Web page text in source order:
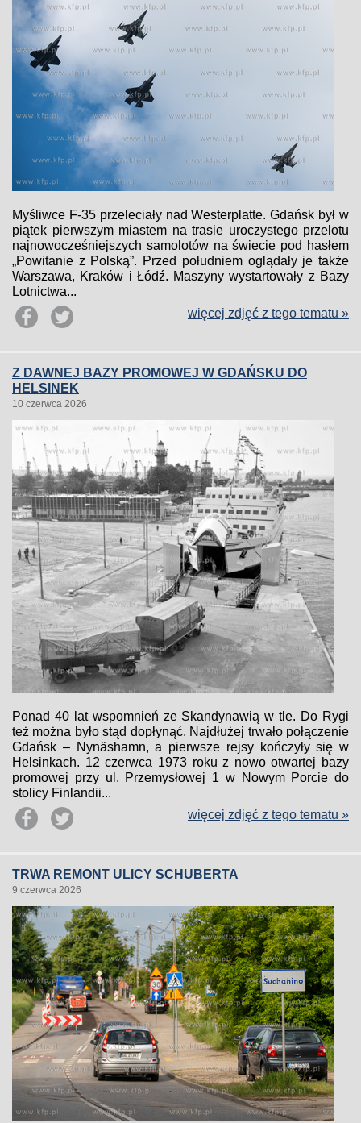
Myśliwce F-35 przeleciały nad Westerplatte. Gdańsk był w
piątek pierwszym miastem na trasie uroczystego przelotu
najnowocześniejszych samolotów na świecie pod hasłem
„Powitanie z Polską”. Przed południem oglądały je także
Warszawa, Kraków i Łódź. Maszyny wystartowały z Bazy
Lotnictwa...
więcej zdjęć z tego tematu »
Z DAWNEJ BAZY PROMOWEJ W GDAŃSKU DO
HELSINEK
10 czerwca 2026
Ponad 40 lat wspomnień ze Skandynawią w tle. Do Rygi
też można było stąd dopłynąć. Najdłużej trwało połączenie
Gdańsk – Nynäshamn, a pierwsze rejsy kończyły się w
Helsinkach. 12 czerwca 1973 roku z nowo otwartej bazy
promowej przy ul. Przemysłowej 1 w Nowym Porcie do
stolicy Finlandii...
więcej zdjęć z tego tematu »
TRWA REMONT ULICY SCHUBERTA
9 czerwca 2026